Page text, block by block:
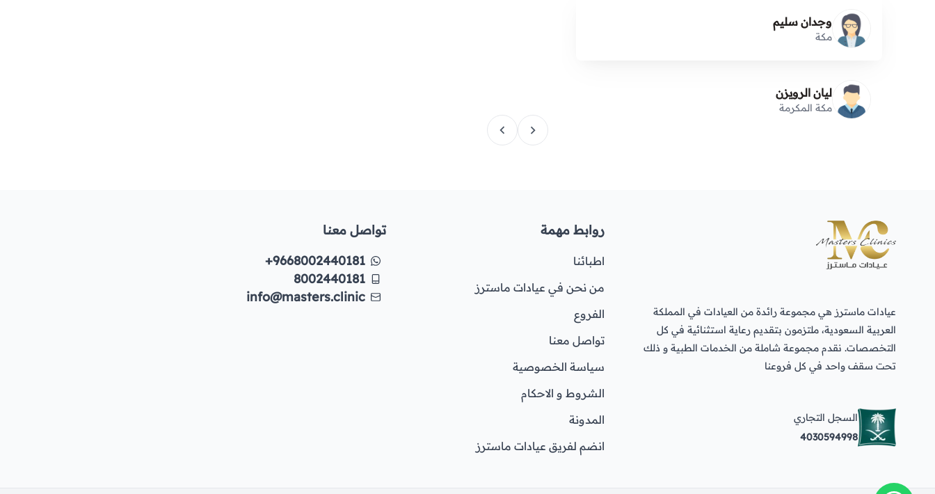
وجدان سليم
مكة
ليان الرويزن
مكة المكرمة
غفران منكابو
مكة المكرمة
مكة المكرمة
جوري الاحمدي
عيادات ماسترز هي مجموعة رائدة من العيادات في المملكة
العربية السعودية، ملتزمون بتقديم رعاية استثنائية في كل
التخصصات. نقدم مجموعة شاملة من الخدمات الطبية و ذلك
تحت سقف واحد في كل فروعنا
السجل التجاري
4030594998
روابط مهمة
اطبائنا
من نحن في عيادات ماسترز
الفروع
تواصل معنا
سياسة الخصوصية
الشروط و الاحكام
المدونة
انضم لفريق عيادات ماسترز
تواصل معنا
+9668002440181
8002440181
info@masters.clinic